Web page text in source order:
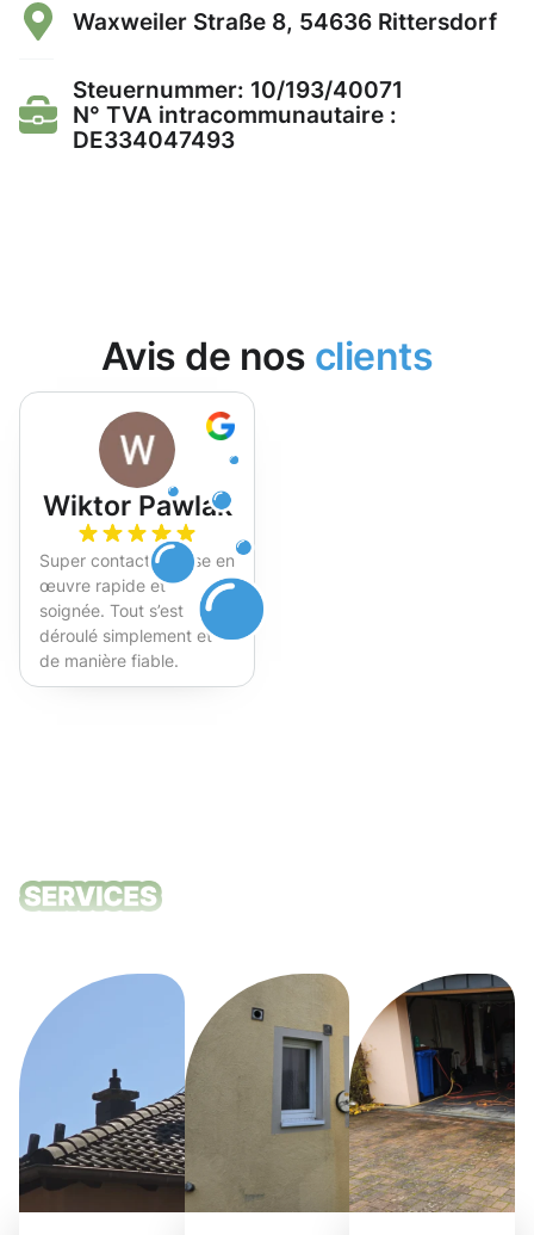
Waxweiler Straße 8, 54636 Rittersdorf
Steuernummer: 10/193/40071
N° TVA intracommunautaire :
DE334047493
Avis de nos clients
Wiktor Pawlak
Super contact et mise en
œuvre rapide et
soignée. Tout s’est
déroulé simplement et
de manière fiable.
Fortement recommandé !